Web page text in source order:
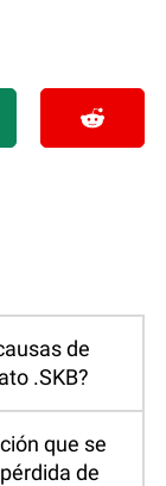
de
.SKB?
que se
de